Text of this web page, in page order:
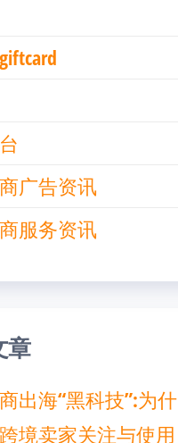
广告资讯
服务资讯
章
出海“黑科技”:为什
境卖家关注与使用